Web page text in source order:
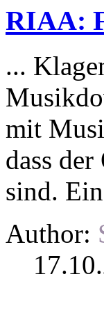
RIAA:
...
mit
dass
sind.
Author: